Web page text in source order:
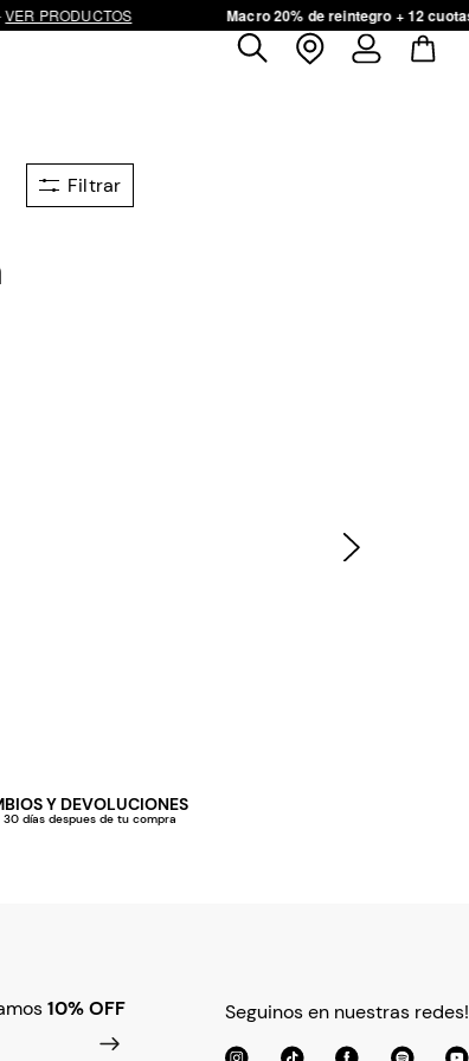
PRODUCTOS Macro 20% de reintegro + 12
Y DEVOLUCIONES
30 días despues de tu compra
10% OFF Seguinos en nuestras redes!